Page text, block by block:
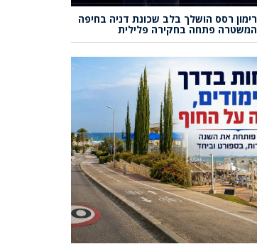
רימון רסס הושלך בלב שכונת דניה בחיפה
המשטרה פתחה בחקירה פלילית